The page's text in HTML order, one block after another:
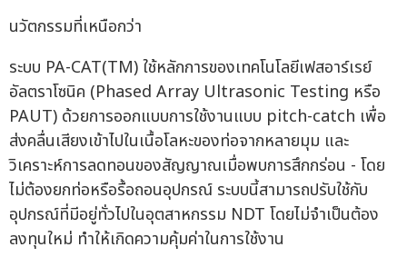
นวัตกรรมที่เหนือกว่า
ระบบ PA-CAT(TM) ใช้หลักการของเทคโนโลยีเฟสอาร์เรย์
อัลตราโซนิค (Phased Array Ultrasonic Testing หรือ
PAUT) ด้วยการออกแบบการใช้งานแบบ pitch-catch เพื่อ
ส่งคลื่นเสียงเข้าไปในเนื้อโลหะของท่อจากหลายมุม และ
วิเคราะห์การลดทอนของสัญญาณเมื่อพบการสึกกร่อน - โดย
ไม่ต้องยกท่อหรือรื้อถอนอุปกรณ์ ระบบนี้สามารถปรับใช้กับ
อุปกรณ์ที่มีอยู่ทั่วไปในอุตสาหกรรม NDT โดยไม่จำเป็นต้อง
ลงทุนใหม่ ทำให้เกิดความคุ้มค่าในการใช้งาน